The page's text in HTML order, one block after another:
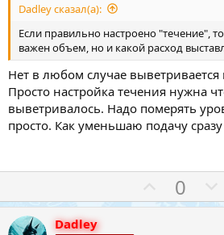
Dadley сказал(а):
Если правильно настроено "течение",
важен объем, но и какой расход
Нет в любом случае выветривается
Просто настройка течения нужна
выветривалось. Надо померять
просто. Как уменьшаю подачу
а
0
Dadley